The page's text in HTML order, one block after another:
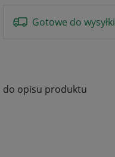
Gotowe do wysyłki
do opisu produktu